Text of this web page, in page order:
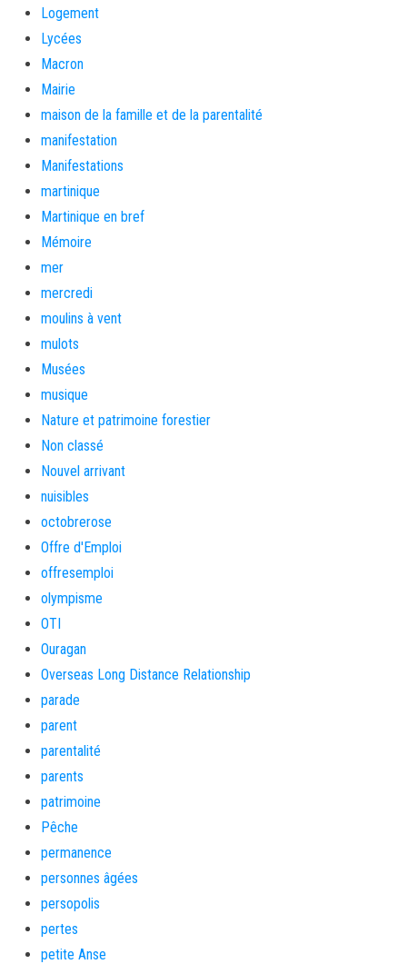
Logement
Lycées
Macron
Mairie
maison de la famille et de la parentalité
manifestation
Manifestations
martinique
Martinique en bref
Mémoire
mer
mercredi
moulins à vent
mulots
Musées
musique
Nature et patrimoine forestier
Non classé
Nouvel arrivant
nuisibles
octobrerose
Offre d'Emploi
offresemploi
olympisme
OTI
Ouragan
Overseas Long Distance Relationship
parade
parent
parentalité
parents
patrimoine
Pêche
permanence
personnes âgées
persopolis
pertes
petite Anse